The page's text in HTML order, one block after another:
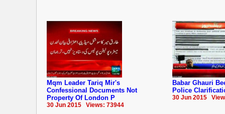
Mqm Leader Tariq Mir's
Confessional Documents Not
Property Of London P
30 Jun 2015 Views: 73944
Babar Ghauri
Police
30 Jun 2015